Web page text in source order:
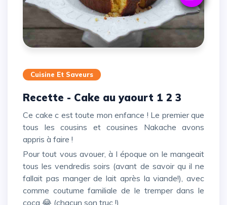
Cuisine Et Saveurs
Recette - Cake au yaourt 1 2 3
Ce cake c est toute mon enfance ! Le premier que
tous les cousins et cousines Nakache avons
appris à faire !
Pour tout vous avouer, à l époque on le mangeait
tous les vendredis soirs (avant de savoir qu il ne
fallait pas manger de lait après la viande!), avec
comme coutume familiale de le tremper dans le
coca 😂 (chacun son truc !)